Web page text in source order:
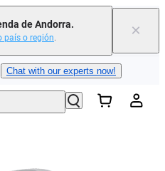
de Andorra.
país o región. ×
disponible| Envío gratuito
Chat with our experts now!
| Envío gratuito